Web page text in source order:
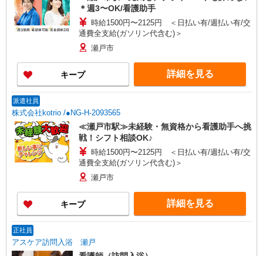
＊週3〜OK/看護助手
時給1500円〜2125円 ＜日払い有/週払い有/交
通費全支給(ガソリン代含む)＞
瀬戸市
キープ 詳細を見る
派遣社員
株式会社kotrio /●NG-H-2093565
≪瀬戸市駅≫未経験・無資格から看護助手へ挑
戦！シフト相談OK♪
時給1500円〜2125円 ＜日払い有/週払い有/交
通費全支給(ガソリン代含む)＞
瀬戸市
キープ 詳細を見る
正社員
アスケア訪問入浴 瀬戸